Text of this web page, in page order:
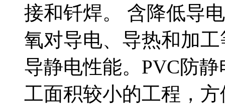
接和钎焊。 含降低导
氧对导电、导热和加
导静电性能。PVC防静
工面积较小的工程，